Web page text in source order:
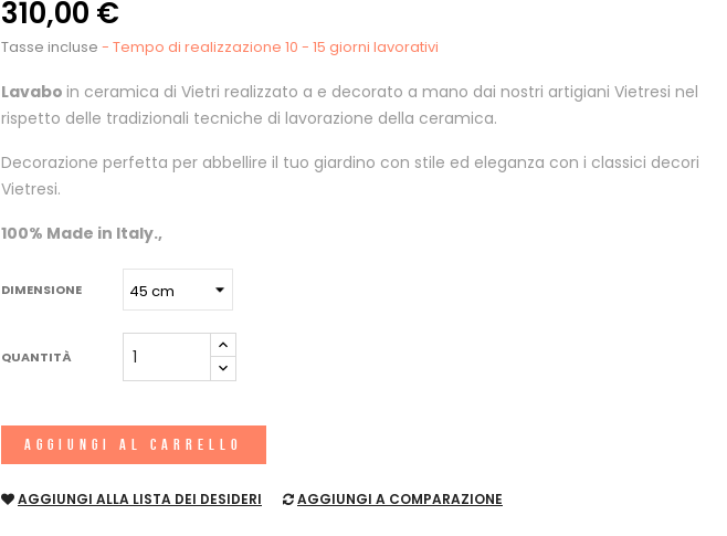
310,00 €
Tasse incluse - Tempo di realizzazione 10 - 15 giorni lavorativi
Lavabo in ceramica di Vietri realizzato a e decorato a mano dai nostri artigiani Vietresi nel
rispetto delle tradizionali tecniche di lavorazione della ceramica.
Decorazione perfetta per abbellire il tuo giardino con stile ed eleganza con i classici decori
Vietresi.
100% Made in Italy.,
DIMENSIONE
QUANTITÀ
AGGIUNGI AL CARRELLO
AGGIUNGI ALLA LISTA DEI DESIDERI AGGIUNGI A COMPARAZIONE